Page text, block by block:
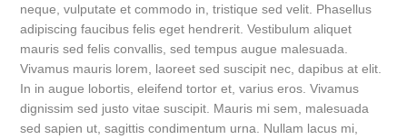
neque, vulputate et commodo in, tristique sed velit. Phasellus
adipiscing faucibus felis eget hendrerit. Vestibulum aliquet
mauris sed felis convallis, sed tempus augue malesuada.
Vivamus mauris lorem, laoreet sed suscipit nec, dapibus at elit.
In in augue lobortis, eleifend tortor et, varius eros. Vivamus
dignissim sed justo vitae suscipit. Mauris mi sem, malesuada
sed sapien ut, sagittis condimentum urna. Nullam lacus mi,